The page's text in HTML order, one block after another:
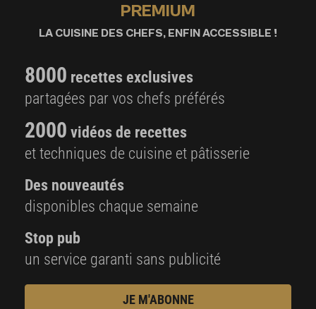
PREMIUM
LA CUISINE DES CHEFS, ENFIN ACCESSIBLE !
8000 recettes exclusives
partagées par vos chefs préférés
2000 vidéos de recettes
et techniques de cuisine et pâtisserie
Des nouveautés
disponibles chaque semaine
Stop pub
un service garanti sans publicité
JE M'ABONNE